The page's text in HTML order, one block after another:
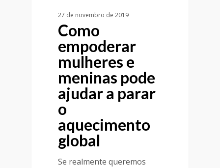
27 de novembro de 2019
Como
empoderar
mulheres e
meninas pode
ajudar a parar
o
aquecimento
global
Se realmente queremos